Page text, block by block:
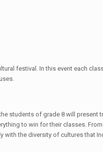
festival. In this event each
students of grade 8 will present
to win for their classes.
the diversity of cultures that